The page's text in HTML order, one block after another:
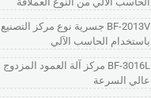
BF-2013V جسرية نوع مركز التصنيع
باستخدام الحاسب الآلي
BF-3016L مركز آلة العمود المزدوج
عالي السرعة